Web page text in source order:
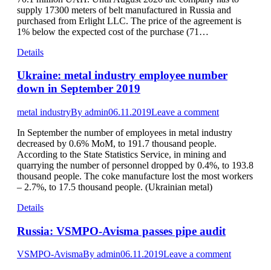
supply 17300 meters of belt manufactured in Russia and
purchased from Erlight LLC. The price of the agreement is
1% below the expected cost of the purchase (71…
Details
Ukraine: metal industry employee number
down in September 2019
metal industryBy admin06.11.2019Leave a comment
In September the number of employees in metal industry
decreased by 0.6% MoM, to 191.7 thousand people.
According to the State Statistics Service, in mining and
quarrying the number of personnel dropped by 0.4%, to 193.8
thousand people. The coke manufacture lost the most workers
– 2.7%, to 17.5 thousand people. (Ukrainian metal)
Details
Russia: VSMPO-Avisma passes pipe audit
VSMPO-AvismaBy admin06.11.2019Leave a comment